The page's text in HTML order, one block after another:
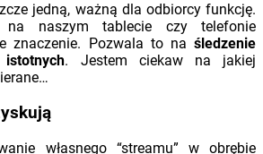
jedną, ważną dla odbiorcy funkcję.
na naszym tablecie czy telefonie
znaczenie. Pozwala to na śledzenie
. Jestem ciekaw na jakiej
własnego “streamu” w obrębie